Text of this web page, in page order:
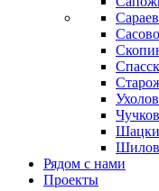
Рядом с нами
Проекты